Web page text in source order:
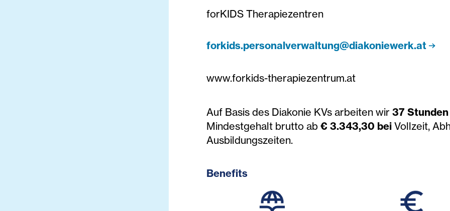
forKIDS Therapiezentren
forkids.personalverwaltung@diakoniewerk.at
www.forkids-therapiezentrum.at
Auf Basis des Diakonie KVs arbeiten wir 37 Stunden
Mindestgehalt brutto ab € 3.343,30 bei Vollzeit,
Ausbildungszeiten.
Benefits